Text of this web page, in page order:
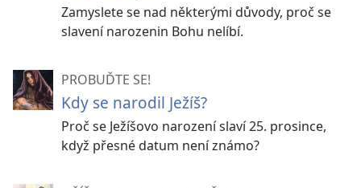
Zamyslete se nad některými důvody, proč se
slavení narozenin Bohu nelíbí.
PROBUĎTE SE!
Kdy se narodil Ježíš?
Proč se Ježíšovo narození slaví 25. prosince,
když přesné datum není známo?